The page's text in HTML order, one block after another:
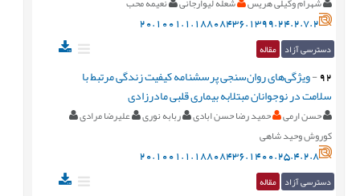
20.1001.1.18808436.1399.24.2.7.2
دسترسی آزاد مقاله
92
-ویژگی‌های روان‌سنجی پرسشنامه کیفیت زندگی مرتبط با
سلامت در نوجوانان مبتلابه بیماری قلبی مادرزادی
حسن ارمی حمید رضا حسن ابادی ربابه نوری
علیرضا مرادی
کوروش وحید شاهی
20.1001.1.18808436.1400.25.4.2.8
دسترسی آزاد مقاله